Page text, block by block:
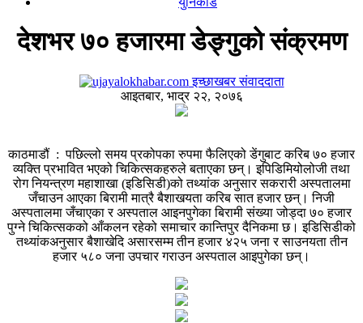
देशभर ७० हजारमा डेङ्गुको संक्रमण
इच्छाखबर संवाददाता
आइतबार, भाद्र २२, २०७६
काठमाडौं : पछिल्लो समय प्रकोपका रुपमा फैलिएको डेंगुबाट करिब ७० हजार
व्यक्ति प्रभावित भएको चिकित्सकहरुले बताएका छन्। इपिडिमियोलोजी तथा
रोग नियन्त्रण महाशाखा (इडिसिडी)को तथ्यांक अनुसार सकरारी अस्पतालमा
जँचाउन आएका बिरामी मात्रै बैशाखयता करिब सात हजार छन्। निजी
अस्पतालमा जँचाएका र अस्पताल आइनपुगेका बिरामी संख्या जोड्दा ७० हजार
पुग्ने चिकित्सकको आँकलन रहेको समाचार कान्तिपुर दैनिकमा छ। इडिसिडीको
तथ्यांकअनुसार बैशाखेदि असारसम्म तीन हजार ४२५ जना र साउनयता तीन
हजार ५८० जना उपचार गराउन अस्पताल आइपुगेका छन्।